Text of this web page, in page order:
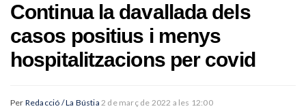
Continua la davallada dels
casos positius i menys
hospitalitzacions per covid
Per Redacció / La Bústia 2 de març de 2022 a les 12:00